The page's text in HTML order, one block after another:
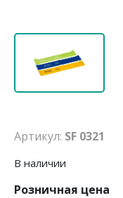
Артикул: SF 0321
В наличии
Розничная цена